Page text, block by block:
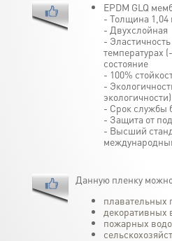
EPDM GLQ
- Толщина 1,04
- Двухслойная
-
температурах
состояние
- 100%
-
экологичности)
- Срок службы
- Защита от
- Высший
Данную пленку
плавательных
декоративных
пожарных